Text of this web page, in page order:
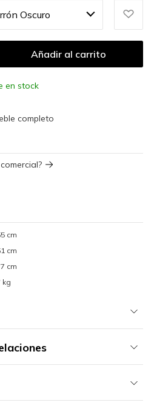
Oscuro
Añadir al carrito
en stock
completo
cm
cm
cm
kg